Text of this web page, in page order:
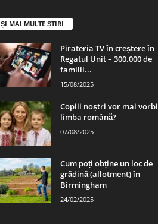
ȘI MAI MULTE ȘTIRI
Pirateria TV în creștere în
Regatul Unit – 300.000 de
familii...
15/08/2025
Copiii noștri vor mai vorbi
limba română?
07/08/2025
Cum poți obține un loc de
grădină (allotment) în
Birmingham
24/02/2025